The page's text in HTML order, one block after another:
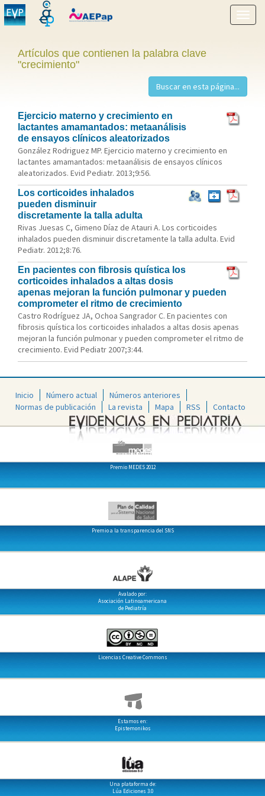
menú
Artículos que contienen la palabra clave
"crecimiento"
Ejercicio materno y crecimiento en
lactantes amamantados: metaanálisis
de ensayos clínicos aleatorizados
González Rodriguez MP. Ejercicio materno y crecimiento en
lactantes amamantados: metaanálisis de ensayos clínicos
aleatorizados. Evid Pediatr. 2013;9:56.
Los corticoides inhalados
pueden disminuir
discretamente la talla adulta
Rivas Juesas C, Gimeno Díaz de Atauri A. Los corticoides
inhalados pueden disminuir discretamente la talla adulta. Evid
Pediatr. 2012;8:76.
En pacientes con fibrosis quística los
corticoides inhalados a altas dosis
apenas mejoran la función pulmonar y pueden
comprometer el ritmo de crecimiento
Castro Rodríguez JA, Ochoa Sangrador C. En pacientes con
fibrosis quística los corticoides inhalados a altas dosis apenas
mejoran la función pulmonar y pueden comprometer el ritmo de
crecimiento. Evid Pediatr 2007;3:44.
Inicio Número actual
Números anteriores
Normas de publicación
La revista Mapa RSS Contacto
Premio MEDES 2012
Premio a la transparencia del SNS
Avalado por:
Asociación Latinoamericana
de Pediatría
Licencias Creative Commons
Estamos en:
Epistemonikos
Una plataforma de:
Lúa Ediciones 3.0